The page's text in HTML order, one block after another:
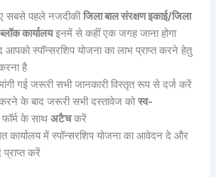
सबसे पहले नजदीकीजिला बाल संरक्षण इकाई/जिला
कार्यालयइनमें से कहीं एक जगह जाना होगा
आपको स्पॉन्सरशिप योजना का लाभ प्राप्त करने हेतु
है
गई जरूरी सभी जानकारी विस्तृत रूप से दर्ज करें
करने के बाद जरूरी सभी दस्तावेज कोस्व-
के साथअटैचकरें
कार्यालय में स्पॉन्सरशिप योजना का आवेदन दे और
करें